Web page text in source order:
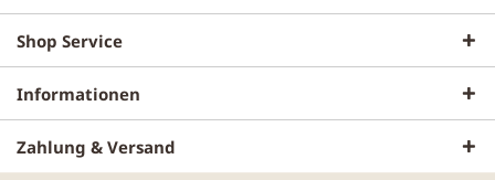
Shop Service
Informationen
Zahlung & Versand